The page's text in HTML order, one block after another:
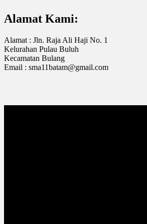
Alamat Kami:
Alamat : Jln. Raja Ali Haji No. 1
Kelurahan Pulau Buluh
Kecamatan Bulang
Email : sma11batam@gmail.com